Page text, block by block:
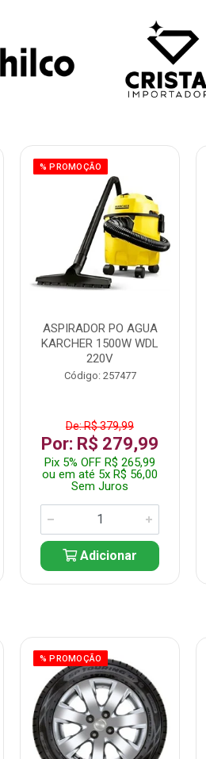
% PROMOÇÃO
ASPIRADOR PO AGUA
KARCHER 1500W WDL
220V
Código: 257477
De: R$ 379,99
Por: R$ 279,99
Pix 5% OFF R$ 265,99
ou em até 5x R$ 56,00
Sem Juros
Adicionar
% PROMOÇÃO